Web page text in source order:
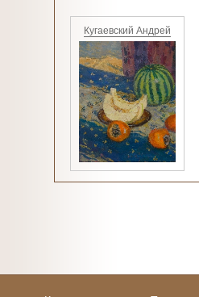
Кугаевский Андрей